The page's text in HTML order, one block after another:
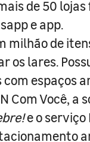
de 50 lojas
e app.
milhão de
os lares.
espaços
Com Você, a
e o serviço